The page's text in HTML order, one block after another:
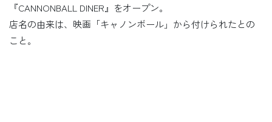
『CANNONBALL DINER』をオープン。
店名の由来は、映画「キャノンボール」から付けられたとの
こと。